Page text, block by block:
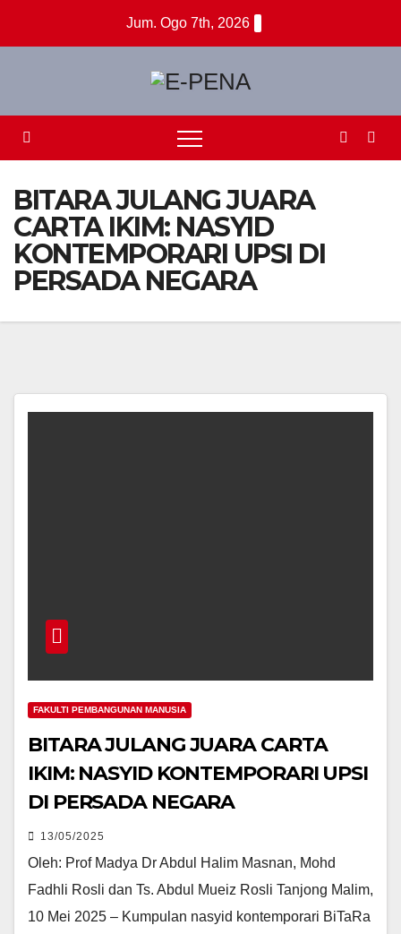
Jum. Ogo 7th, 2026
BITARA JULANG JUARA
CARTA IKIM: NASYID
KONTEMPORARI UPSI DI
PERSADA NEGARA
FAKULTI PEMBANGUNAN MANUSIA
BITARA JULANG JUARA CARTA
IKIM: NASYID KONTEMPORARI UPSI
DI PERSADA NEGARA
13/05/2025
Oleh: Prof Madya Dr Abdul Halim Masnan, Mohd
Fadhli Rosli dan Ts. Abdul Mueiz Rosli Tanjong Malim,
10 Mei 2025 – Kumpulan nasyid kontemporari BiTaRa